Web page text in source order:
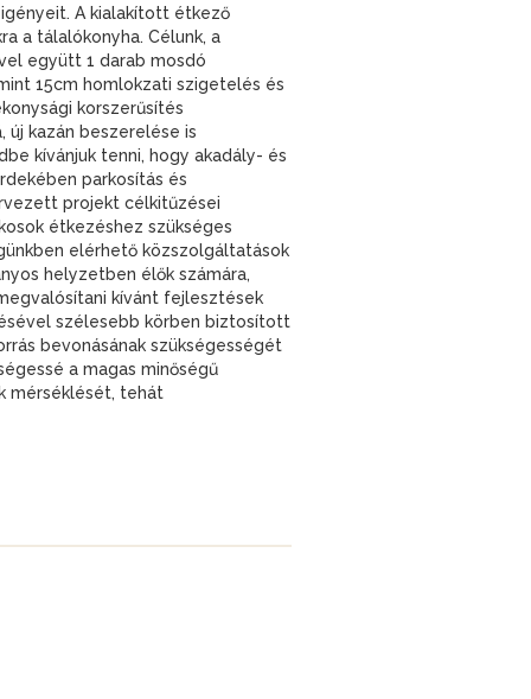
A kialakított étkező
a tálalókonyha. Célunk, a
együtt 1 darab mosdó
15cm homlokzati szigetelés és
korszerűsítés
kazán beszerelése is
kívánjuk tenni, hogy akadály- és
parkosítás és
projekt célkitűzései
étkezéshez szükséges
elérhető közszolgáltatások
helyzetben élők számára,
kívánt fejlesztések
szélesebb körben biztosított
bevonásának szükségességét
a magas minőségű
mérséklését, tehát